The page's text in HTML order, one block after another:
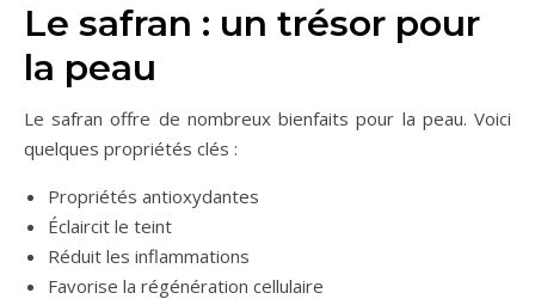
Le safran : un trésor pour
la peau
Le safran offre de nombreux bienfaits pour la peau. Voici
quelques propriétés clés :
Propriétés antioxydantes
Éclaircit le teint
Réduit les inflammations
Favorise la régénération cellulaire